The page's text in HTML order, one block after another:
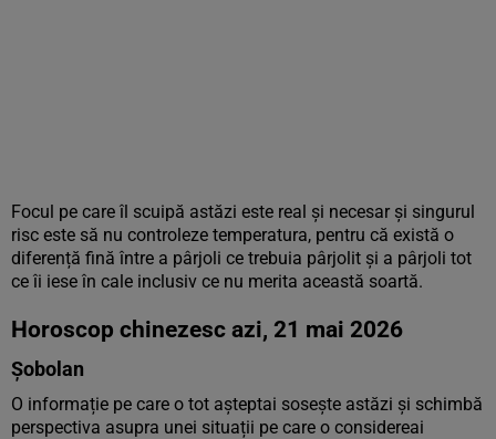
Focul pe care îl scuipă astăzi este real și necesar și singurul
risc este să nu controleze temperatura, pentru că există o
diferență fină între a pârjoli ce trebuia pârjolit și a pârjoli tot
ce îi iese în cale inclusiv ce nu merita această soartă.
Horoscop chinezesc azi, 21 mai 2026
Șobolan
O informație pe care o tot așteptai sosește astăzi și schimbă
perspectiva asupra unei situații pe care o considereai